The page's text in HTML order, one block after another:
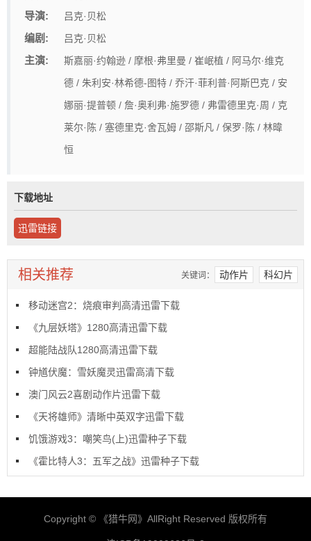
导演: 吕克·贝松
编剧: 吕克·贝松
主演:
斯嘉丽·约翰逊 / 摩根·弗里曼 / 崔岷植 / 阿马尔·维克
德 / 朱利安·林希德-图特 / 乔汗·菲利普·阿斯巴克 / 安
娜丽·提普顿 / 詹·奥利弗·施罗德 / 弗雷德里克·周 / 克
莱尔·陈 / 塞德里克·舍瓦姆 / 邵斯凡 / 保罗·陈 / 林暐
恒
下载地址
迅雷链接
相关推荐 关键词： 动作片 科幻片
移动迷宫2：烧痕审判高清迅雷下载
《九层妖塔》1280高清迅雷下载
超能陆战队1280高清迅雷下载
钟馗伏魔：雪妖魔灵迅雷高清下载
澳门风云2喜剧动作片迅雷下载
《天将雄师》清晰中英双字迅雷下载
饥饿游戏3：嘲笑鸟(上)迅雷种子下载
《霍比特人3：五军之战》迅雷种子下载
Copyright © 《猎牛网》AllRight Reserved 版权所有